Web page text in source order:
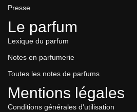
Presse
Le parfum
Lexique du parfum
Notes en parfumerie
Toutes les notes de parfums
Mentions légales
Conditions générales d'utilisation